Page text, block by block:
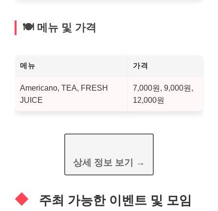
🍽️ 메뉴 및 가격
메뉴 가격
Americano, TEA, FRESH
JUICE
7,000원, 9,000원,
12,000원
상세 정보 보기 →
주최 가능한 이벤트 및 모임